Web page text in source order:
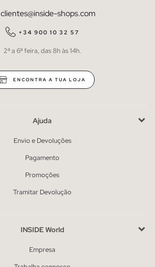
clientes@inside-shops.com
+34 900 10 32 57
2ª a 6ª feira, das 8h às 14h.
ENCONTRA A TUA LOJA
Ajuda
Envio e Devoluções
Pagamento
Promoções
Tramitar Devolução
INSIDE World
Empresa